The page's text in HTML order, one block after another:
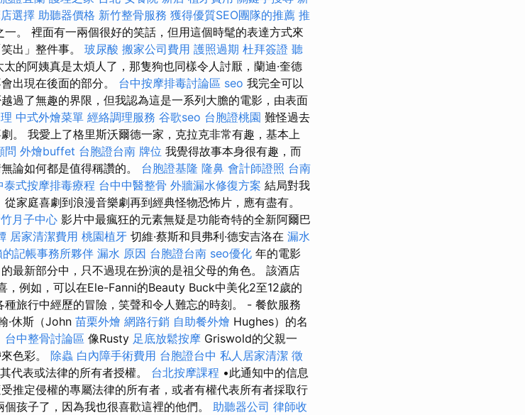
選擇 助聽器價格 新竹整骨服務 獲得優質SEO團隊的推薦 推
。 裡面有一兩個很好的笑話，但用這個時髦的表達方式來
出」整件事。 玻尿酸 搬家公司費用 護照過期 杜拜簽證 聽
太的阿姨真是太煩人了，那隻狗也同樣令人討厭，蘭迪·奎德
出現在後面的部分。 台中按摩排毒討論區 seo 我完全可以
過了無趣的界限，但我認為這是一系列大膽的電影，由表面
中式外燴菜單 經絡調理服務 谷歌seo 台胞證桃園 難怪過去
。 我愛上了格里斯沃爾德一家，克拉克非常有趣，基本上
問 外燴buffet 台胞證台南 牌位 我覺得故事本身很有趣，而
論如何都是值得稱讚的。 台胞證基隆 隆鼻 會計師證照 台南
泰式按摩排毒療程 台中中醫整骨 外牆漏水修復方案 結局對我
家庭喜劇到浪漫音樂劇再到經典怪物恐怖片，應有盡有。
月子中心 影片中最瘋狂的元素無疑是功能奇特的全新阿爾巴
居家清潔費用 桃園植牙 切維·蔡斯和貝弗利·德安吉洛在 漏水
的記帳事務所夥伴 漏水 原因 台胞證台南 seo優化 年的電影
最新部分中，只不過現在扮演的是祖父母的角色。 該酒店
例如，可以在Ele-Fanni的Beauty Buck中美化2至12歲的
旅行中經歷的冒險，笑聲和令人難忘的時刻。 - 餐飲服務
·休斯（John 苗栗外燴 網路行銷 自助餐外燴 Hughes）的名
台中整骨討論區 像Rusty 足底放鬆按摩 Griswold的父親一
色彩。 除蟲 白內障手術費用 台胞證台中 私人居家清潔 徵
代表或法律的所有者授權。 台北按摩課程 •此通知中的信息
推定侵權的專屬法律的所有者，或者有權代表所有者採取行
孩子了，因為我也很喜歡這裡的他們。 助聽器公司 律師收